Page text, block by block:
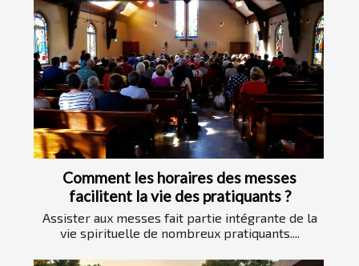
Comment les horaires des messes
facilitent la vie des pratiquants ?
Assister aux messes fait partie intégrante de la
vie spirituelle de nombreux pratiquants....